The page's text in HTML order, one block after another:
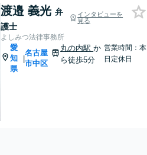
渡邉 義光 弁
護士
インタビューを
見る
よしみつ法律事務所
愛
知
県
|
名古屋
市中区
丸の内駅か
ら徒歩5分
営業時間：本
日定休日